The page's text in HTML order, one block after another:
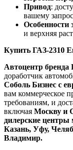
Привод:
вашему
Особенности
и верхняя
Купить ГАЗ-2310
Автоцентр бренда
доработчик
Соболь Бизнес с
вам коммерческое
требованиям, и
включая Москву и
дилерские
Казань, Уфу,
Владимир.